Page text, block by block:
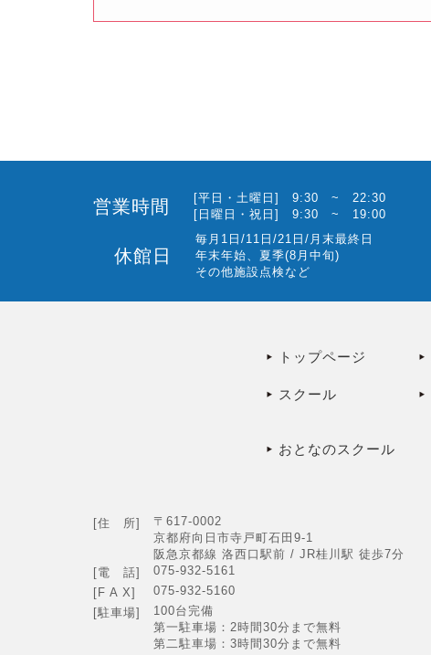
営業時間
[平日・土曜日] 9:30 ~ 22:30
[日曜日・祝日] 9:30 ~ 19:00
休館日
毎月1日/11日/21日/月末最終日
年末年始、夏季(8月中旬)
その他施設点検など
トップページ
スクール
おとなのスクール
[住 所]
〒617-0002
京都府向日市寺戸町石田9-1
阪急京都線 洛西口駅前 / JR桂川駅 徒歩7分
[電 話]
075-932-5161
[F A X]
075-932-5160
[駐車場]
100台完備
第一駐車場：2時間30分まで無料
第二駐車場：3時間30分まで無料